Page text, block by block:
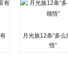
月光族12条“多么
悟”